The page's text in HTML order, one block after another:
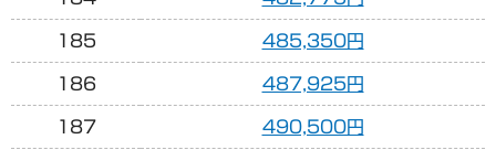
185 485,350円
186 487,925円
187 490,500円